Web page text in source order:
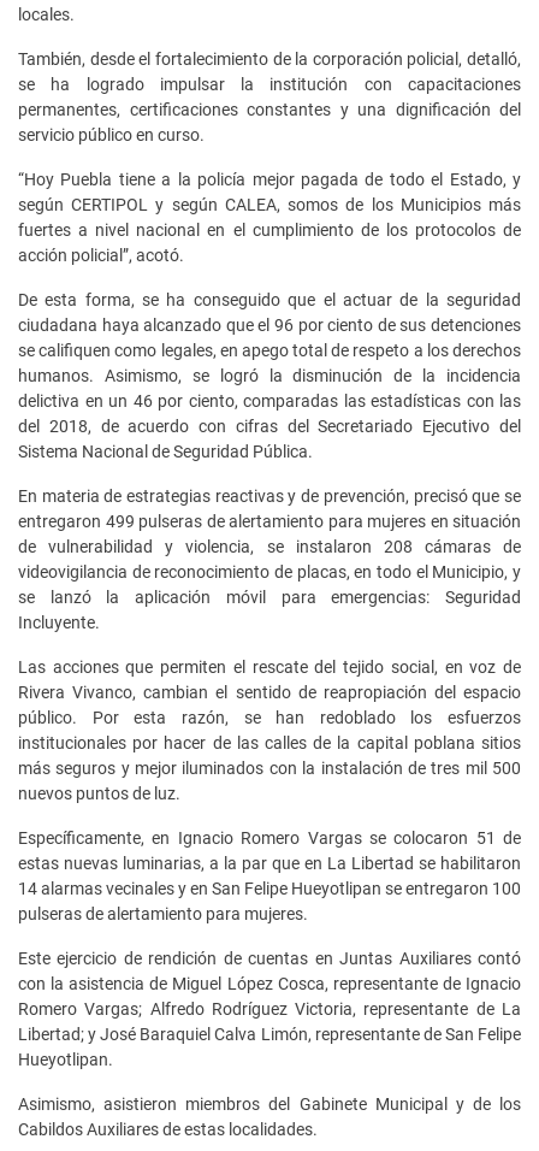
locales.
También, desde el fortalecimiento de la corporación policial, detalló,
se ha logrado impulsar la institución con capacitaciones
permanentes, certificaciones constantes y una dignificación del
servicio público en curso.
“Hoy Puebla tiene a la policía mejor pagada de todo el Estado, y
según CERTIPOL y según CALEA, somos de los Municipios más
fuertes a nivel nacional en el cumplimiento de los protocolos de
acción policial”, acotó.
De esta forma, se ha conseguido que el actuar de la seguridad
ciudadana haya alcanzado que el 96 por ciento de sus detenciones
se califiquen como legales, en apego total de respeto a los derechos
humanos. Asimismo, se logró la disminución de la incidencia
delictiva en un 46 por ciento, comparadas las estadísticas con las
del 2018, de acuerdo con cifras del Secretariado Ejecutivo del
Sistema Nacional de Seguridad Pública.
En materia de estrategias reactivas y de prevención, precisó que se
entregaron 499 pulseras de alertamiento para mujeres en situación
de vulnerabilidad y violencia, se instalaron 208 cámaras de
videovigilancia de reconocimiento de placas, en todo el Municipio, y
se lanzó la aplicación móvil para emergencias: Seguridad
Incluyente.
Las acciones que permiten el rescate del tejido social, en voz de
Rivera Vivanco, cambian el sentido de reapropiación del espacio
público. Por esta razón, se han redoblado los esfuerzos
institucionales por hacer de las calles de la capital poblana sitios
más seguros y mejor iluminados con la instalación de tres mil 500
nuevos puntos de luz.
Específicamente, en Ignacio Romero Vargas se colocaron 51 de
estas nuevas luminarias, a la par que en La Libertad se habilitaron
14 alarmas vecinales y en San Felipe Hueyotlipan se entregaron 100
pulseras de alertamiento para mujeres.
Este ejercicio de rendición de cuentas en Juntas Auxiliares contó
con la asistencia de Miguel López Cosca, representante de Ignacio
Romero Vargas; Alfredo Rodríguez Victoria, representante de La
Libertad; y José Baraquiel Calva Limón, representante de San Felipe
Hueyotlipan.
Asimismo, asistieron miembros del Gabinete Municipal y de los
Cabildos Auxiliares de estas localidades.